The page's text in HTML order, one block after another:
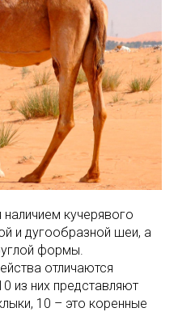
кучерявого
и дугообразной шеи, а
формы.
отличаются
из них представляют
10 – это коренные